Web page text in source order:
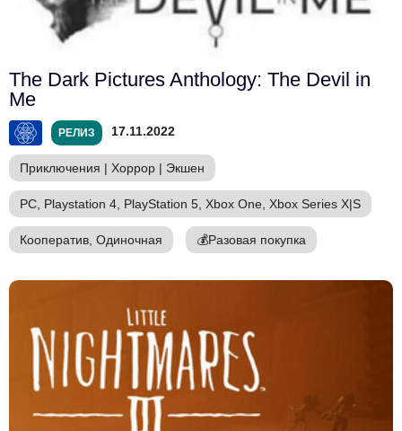
The Dark Pictures Anthology: The Devil in
Me
РЕЛИЗ 17.11.2022
Приключения | Хоррор | Экшен
PC, Playstation 4, PlayStation 5, Xbox One, Xbox Series X|S
Кооператив, Одиночная 💰Разовая покупка